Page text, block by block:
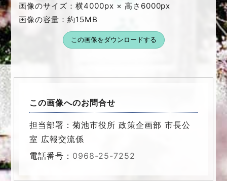
画像のサイズ：横4000px × 高さ6000px
画像の容量：約15MB
この画像をダウンロードする
この画像へのお問合せ
担当部署：菊池市役所 政策企画部 市長公
室 広報交流係
電話番号： 0968-25-7252